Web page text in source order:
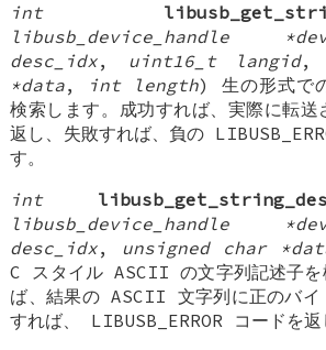
int
libusb_device_handle
desc_idx, uint16_t langid,
*data, int length) 生の形式で
検索します。成功すれば、実際に転送
返し、失敗すれば、負の
す。
int
libusb_device_handle
desc_idx, unsigned char
C スタイル ASCII の文字列記述子を
ば、結果の ASCII 文字列に正のバイ
すれば、 LIBUSB_ERROR コードを返